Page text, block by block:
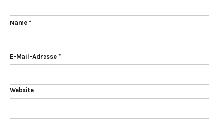
Name *
E-Mail-Adresse *
Website